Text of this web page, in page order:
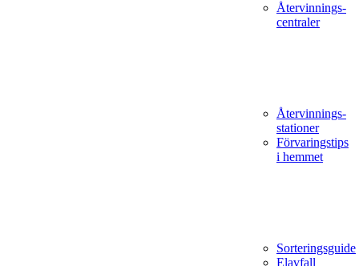
Återvinnings­
centraler
Återvinnings­
stationer
Förvaringstips
i hemmet
Sorteringsguide
Elavfall